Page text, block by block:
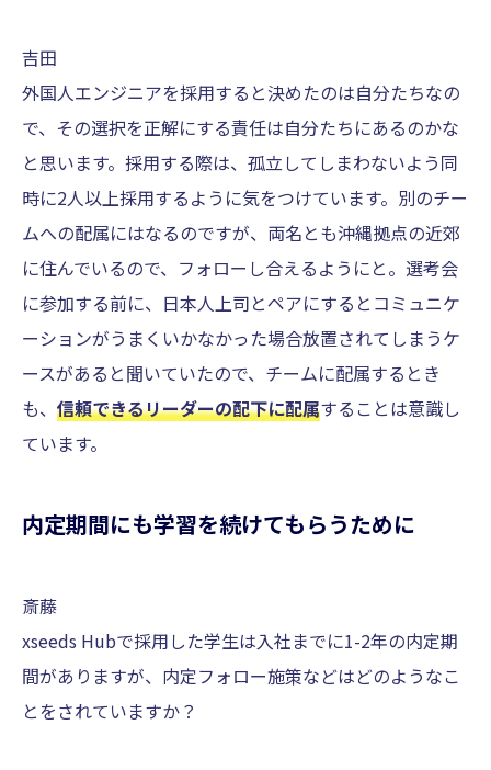
吉田
外国人エンジニアを採用すると決めたのは自分たちなの
で、その選択を正解にする責任は自分たちにあるのかな
と思います。採用する際は、孤立してしまわないよう同
時に2人以上採用するように気をつけています。別のチー
ムへの配属にはなるのですが、両名とも沖縄拠点の近郊
に住んでいるので、フォローし合えるようにと。選考会
に参加する前に、日本人上司とペアにするとコミュニケ
ーションがうまくいかなかった場合放置されてしまうケ
ースがあると聞いていたので、チームに配属するとき
も、 信頼できるリーダーの配下に配属することは意識し
ています。
内定期間にも学習を続けてもらうために
斎藤
xseeds Hubで採用した学生は入社までに1-2年の内定期
間がありますが、内定フォロー施策などはどのようなこ
とをされていますか？